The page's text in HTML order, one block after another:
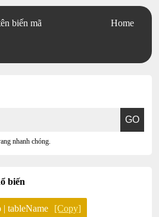
biến mã Home
nhanh chóng.
biến
tableName [Copy]